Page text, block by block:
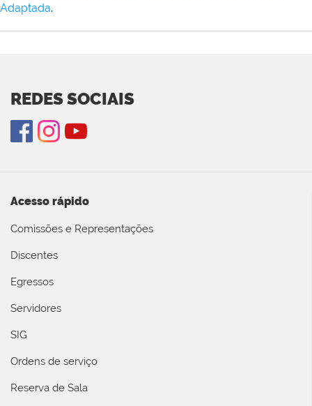
Adaptada.
REDES SOCIAIS
Acesso rápido
Comissões e Representações
Discentes
Egressos
Servidores
SIG
Ordens de serviço
Reserva de Sala